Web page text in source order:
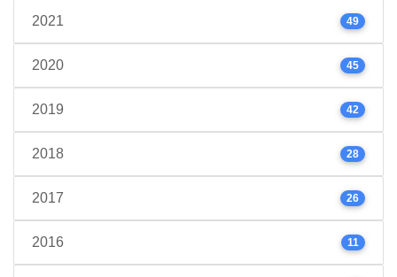
2021 49
2020 45
2019 42
2018 28
2017 26
2016 11